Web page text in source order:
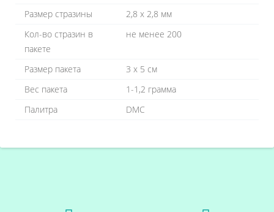
Размер стразины
2,8 х 2,8 мм
Кол-во стразин в
пакете
не менее 200
Размер пакета
3 х 5 см
Вес пакета
1-1,2 грамма
Палитра
DMC